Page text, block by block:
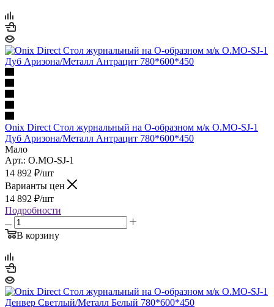
Onix Direct Стол журнальный на О-образном м/к O.MO-SJ-1
Дуб Аризона/Металл Антрацит 780*600*450
Мало
Арт.: O.MO-SJ-1
14 892 ₽/шт
Варианты цен
14 892 ₽/шт
Подробности
В корзину